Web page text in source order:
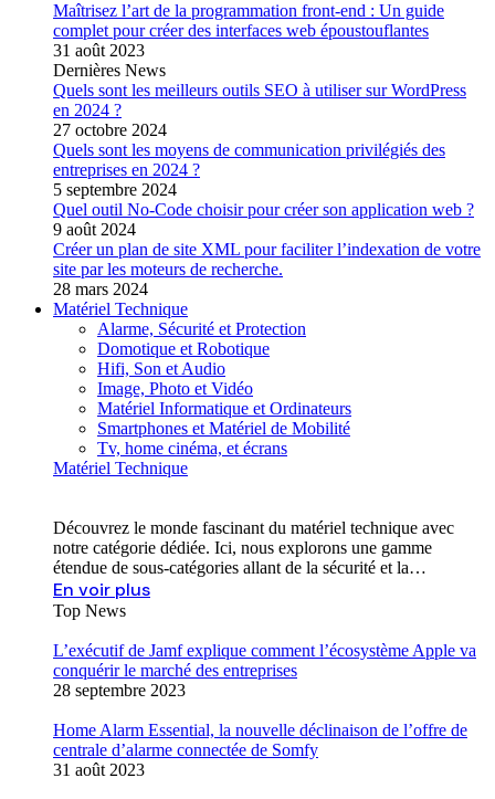
Maîtrisez l’art de la programmation front-end : Un guide
complet pour créer des interfaces web époustouflantes
31 août 2023
Dernières News
Quels sont les meilleurs outils SEO à utiliser sur WordPress
en 2024 ?
27 octobre 2024
Quels sont les moyens de communication privilégiés des
entreprises en 2024 ?
5 septembre 2024
Quel outil No-Code choisir pour créer son application web ?
9 août 2024
Créer un plan de site XML pour faciliter l’indexation de votre
site par les moteurs de recherche.
28 mars 2024
Matériel Technique
Alarme, Sécurité et Protection
Domotique et Robotique
Hifi, Son et Audio
Image, Photo et Vidéo
Matériel Informatique et Ordinateurs
Smartphones et Matériel de Mobilité
Tv, home cinéma, et écrans
Matériel Technique
Découvrez le monde fascinant du matériel technique avec
notre catégorie dédiée. Ici, nous explorons une gamme
étendue de sous-catégories allant de la sécurité et la…
En voir plus
Top News
L’exécutif de Jamf explique comment l’écosystème Apple va
conquérir le marché des entreprises
28 septembre 2023
Home Alarm Essential, la nouvelle déclinaison de l’offre de
centrale d’alarme connectée de Somfy
31 août 2023